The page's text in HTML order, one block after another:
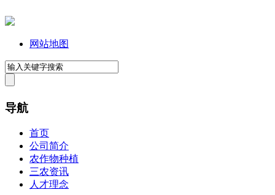
网站地图
导航
首页
公司简介
农作物种植
三农资讯
人才理念